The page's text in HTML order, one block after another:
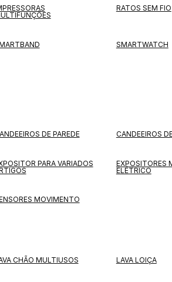
RATOS SEM FIO
SMARTWATCH
DE PAREDE CANDEEIROS
PARA VARIADOS
EXPOSITORES
ELÉTRICO
MOVIMENTO
CHÃO MULTIUSOS LAVA LOIÇA